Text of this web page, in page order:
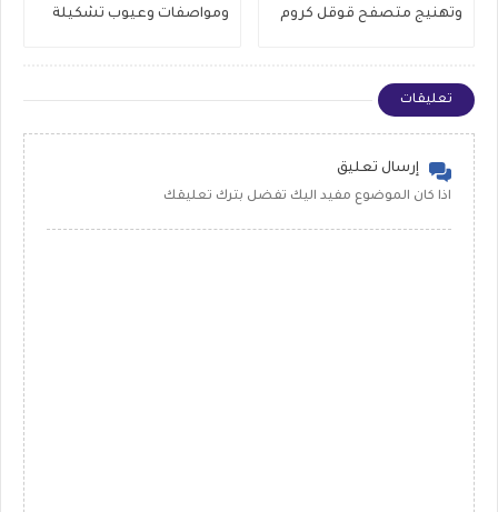
وتهنيج متصفح قوقل كروم
ومواصفات وعيوب تشكيلة
تعليقات
إرسال تعليق
اذا كان الموضوع مفيد اليك تفضل بترك تعليقك